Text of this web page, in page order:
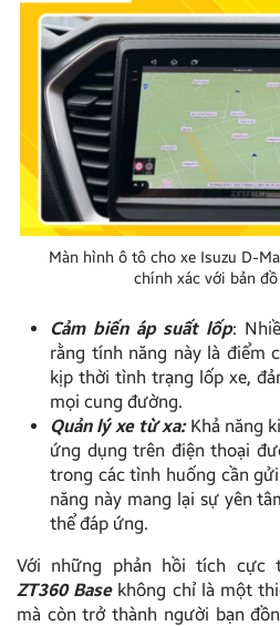
Màn hình ô tô cho xe Isuzu D-
chính xác với bản
Cảm biến áp suất lốp:
rằng tính năng này là điểm
kịp thời tình trạng lốp xe,
mọi cung đường.
Quản lý xe từ xa:Khả năng
ứng dụng trên điện thoại
trong các tình huống cần
năng này mang lại sự yên
thể đáp ứng.
Với những phản hồi tích cực
ZT360 Basekhông chỉ là một
mà còn trở thành người bạn